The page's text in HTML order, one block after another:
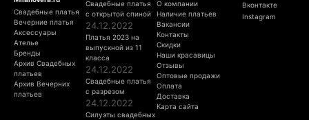
Свадебные платья
Вечерние платья
Аксессуары
Ателье
Бренды
Архив Свадебных
платьев
Архив Вечерних
платьев
Свадебные платья
с открытой спиной
24.12.2022
Платья 2023 на
выпускной из 11
класса
24.12.2022
Свадебные платья
с разрезом
24.12.2022
Силуэты свадебных
О компании
Наличие платьев
Вакансии
Контакты
Скидки
Наши красавицы
Отзывы
Оптовые продажи
Оплата
Доставка
Карта сайта
Вконтакте
Instagram